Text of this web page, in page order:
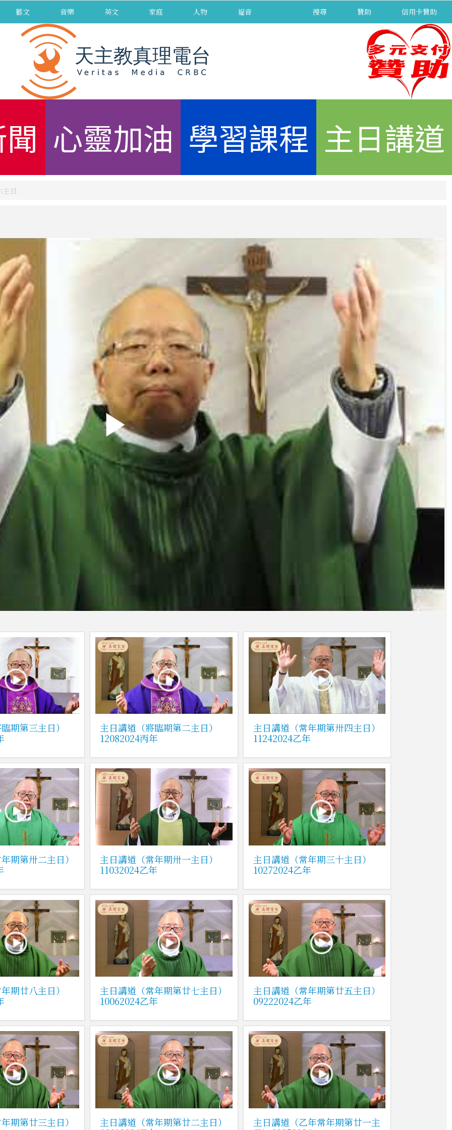
藝文 音樂 英文 家庭 人物 福音 搜尋 贊助 信用卡贊助
心靈加油 學習課程 主日講道
日
期第三主日）
主日講道（將臨期第二主日）
12082024丙年
主日講道（常年期第卅四主日）
11242024乙年
期第卅二主日）
主日講道（常年期卅一主日）
11032024乙年
主日講道（常年期三十主日）
10272024乙年
期廿八主日）
主日講道（常年期第廿七主日）
10062024乙年
主日講道（常年期第廿五主日）
09222024乙年
期第廿三主日）
主日講道（常年期第廿二主日）
主日講道（乙年常年期第廿一主